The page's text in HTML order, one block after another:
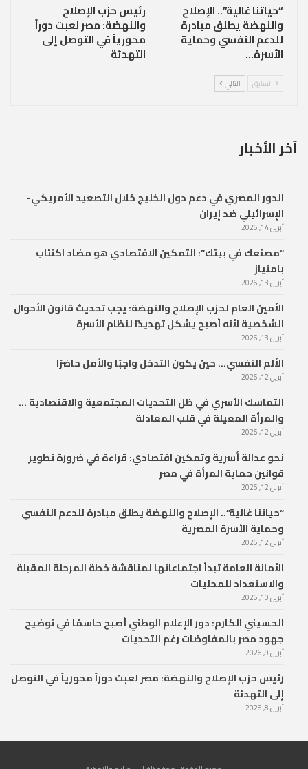
“حياتنا غالية”.. الإصلاح
والنهضة يطلق مبادرة
للدعم النفسي وحماية
الأسرة…
رئيس حزب الإصلاح
والنهضة: مصر لعبت دوراً
محورياً في التوصل إلى
التهدئة
السابق التالي
آخر الأخبار
الدور المصري في دعم دول الخليج خلال التصعيد الأمريكي-
الإسرائيلي ضد إيران
أبريل 14, 2026
“مصنعك في بيتك”: التمكين الاقتصادي هو مضاد اكتئاب
بامتياز
أبريل 13, 2026
الأمين العام لحزب الإصلاح والنهضة: يجب تحديث قانون الأحوال
الشخصية لأنه أصبح يشكل تهديدًا لنظام الأسرة
أبريل 13, 2026
الألم النفسي… حين يكون التدخل واجبًا والأمل حاضرًا
أبريل 12, 2026
التماسك الأسري في ظل التحديات المجتمعية والاقتصادية …
والمرأة المعيلة في قلب المعادلة
أبريل 12, 2026
نحو عدالة أسرية وتمكين اقتصادي: قراءة في ضرورة تطوير
قوانين حماية المرأة في مصر
أبريل 12, 2026
“حياتنا غالية”.. الإصلاح والنهضة يطلق مبادرة للدعم النفسي
وحماية الأسرة المصرية
أبريل 12, 2026
الأمانة العامة تبدأ اجتماعاتها لمناقشة خطة المرحلة المقبلة
والاستعداد للمحليات
أبريل 10, 2026
الحسيني الكارم: دور الإعلام الوطني أصبح حاسمًا في توضيح
جهود مصر بالمفاوضات رغم التحديات
أبريل 9, 2026
رئيس حزب الإصلاح والنهضة: مصر لعبت دوراً محورياً في التوصل
إلى التهدئة
أبريل 8, 2026